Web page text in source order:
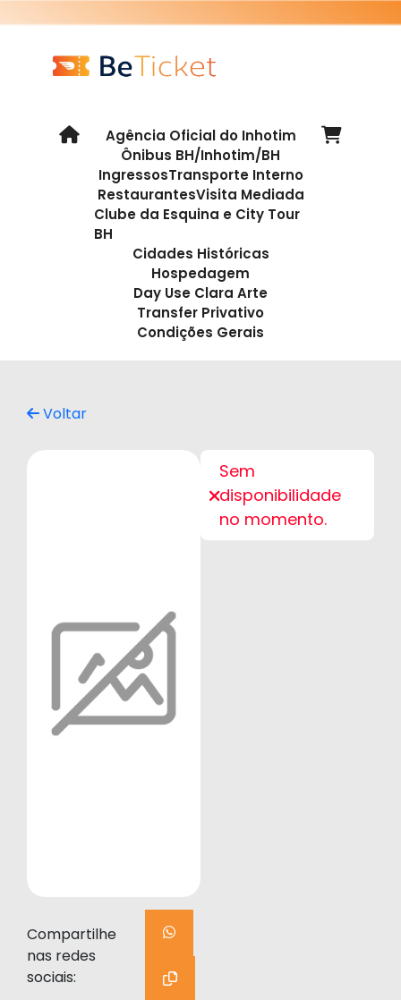
Agência Oficial do Inhotim
Ônibus BH/Inhotim/BH
IngressosTransporte Interno
RestaurantesVisita Mediada
Clube da Esquina e City Tour
BH
Cidades Históricas
Hospedagem
Day Use Clara Arte
Transfer Privativo
Condições Gerais
Voltar
Compartilhe
nas redes
sociais:
Sem
disponibilidade
no momento.